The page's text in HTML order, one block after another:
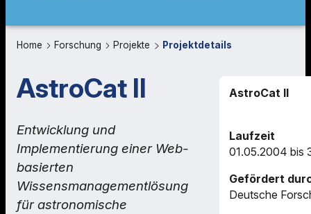
Home Forschung Projekte Projektdetails
AstroCat II
Entwicklung und
Implementierung einer Web-
basierten
Wissensmanagementlösung
für astronomische
AstroCat II
Laufzeit
01.05.2004 bis
Gefördert
Deutsche